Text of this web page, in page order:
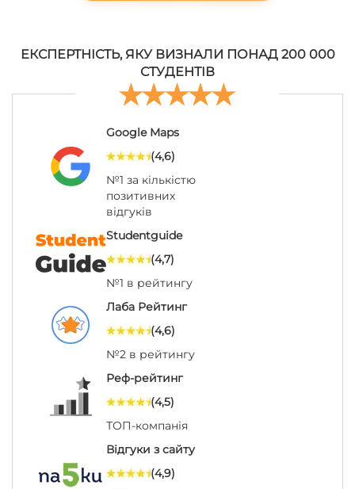
ЕКСПЕРТНІСТЬ, ЯКУ ВИЗНАЛИ ПОНАД 200 000
СТУДЕНТІВ
Google Maps
(4,6)
№1 за кількістю
позитивних
відгуків
Studentguide
(4,7)
№1 в рейтингу
Лаба Рейтинг
(4,6)
№2 в рейтингу
Реф-рейтинг
(4,5)
ТОП-компанія
Відгуки з сайту
(4,9)